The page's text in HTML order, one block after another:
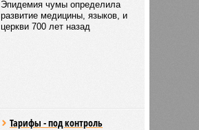
Эпидемия чумы определила
развитие медицины, языков, и
церкви 700 лет назад
Тарифы - под контроль